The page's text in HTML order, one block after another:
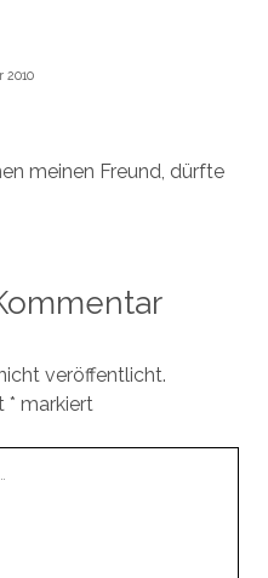
2010
meinen Freund, dürfte
veröffentlicht.
* markiert